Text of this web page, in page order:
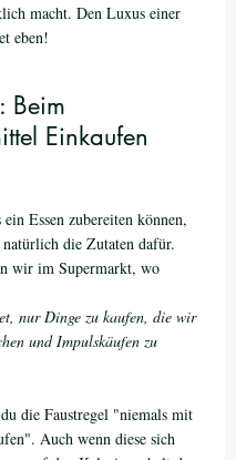
macht. Den Luxus einer
eben!
Beim
Einkaufen
Essen zubereiten können,
die Zutaten dafür.
wir im Supermarkt, wo
nur Dinge zu kaufen, die wir
und Impulskäufen zu
die Faustregel "niemals mit
Auch wenn diese sich